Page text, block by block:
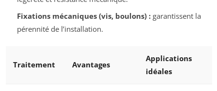
Fixations mécaniques (vis, boulons) :garantissent la
pérennité de l’installation.
Traitement Avantages
Applications
idéales